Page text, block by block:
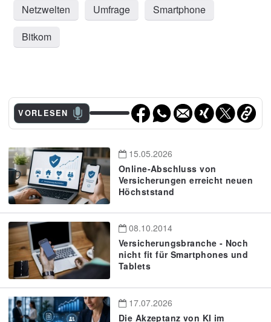
Netzwelten Umfrage
Smartphone
Bitkom
VORLESEN
15.05.2026
Online-Abschluss von
Versicherungen erreicht neuen
Höchststand
08.10.2014
Versicherungsbranche - Noch
nicht fit für Smartphones und
Tablets
17.07.2026
Die Akzeptanz von KI im